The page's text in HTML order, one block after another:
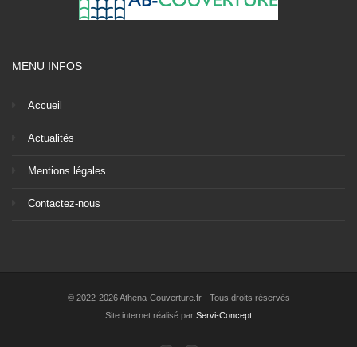
MENU INFOS
Accueil
Actualités
Mentions légales
Contactez-nous
© 2022-2026 Athena-Couverture.fr - Tous droits réservés
Site internet réalisé par Servi-Concept